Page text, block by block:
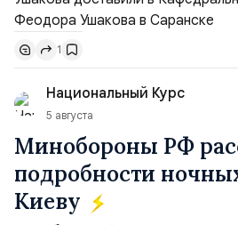
Владимир Прокофьевич Валуев,
Балтийским флотом ВМФ России
гг.);Адмирал Владимир Петрович
командующий Черноморским
(1998–2002 г...
1
Национальный Курс
5 августа
Минобороны РФ
подробности
Киеву